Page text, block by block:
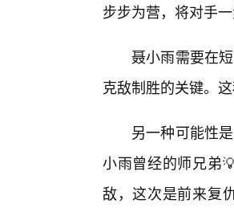
步步为营，将对手一
聂小雨需要在
克敌制胜的关键。
另一种可能性
小雨曾经的师兄弟
敌，这次是前来复